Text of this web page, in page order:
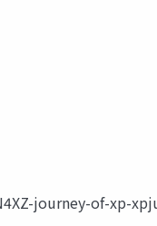
journey-of-xp-